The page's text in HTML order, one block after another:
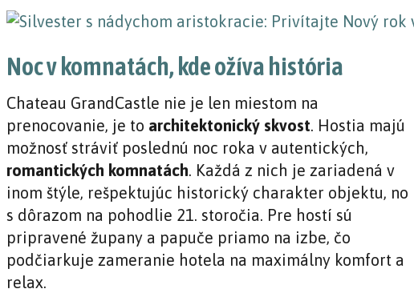
Noc v komnatách, kde ožíva história
Chateau GrandCastle nie je len miestom na
prenocovanie, je to architektonický skvost. Hostia majú
možnosť stráviť poslednú noc roka v autentických,
romantických komnatách. Každá z nich je zariadená v
inom štýle, rešpektujúc historický charakter objektu, no
s dôrazom na pohodlie 21. storočia. Pre hostí sú
pripravené župany a papuče priamo na izbe, čo
podčiarkuje zameranie hotela na maximálny komfort a
relax.